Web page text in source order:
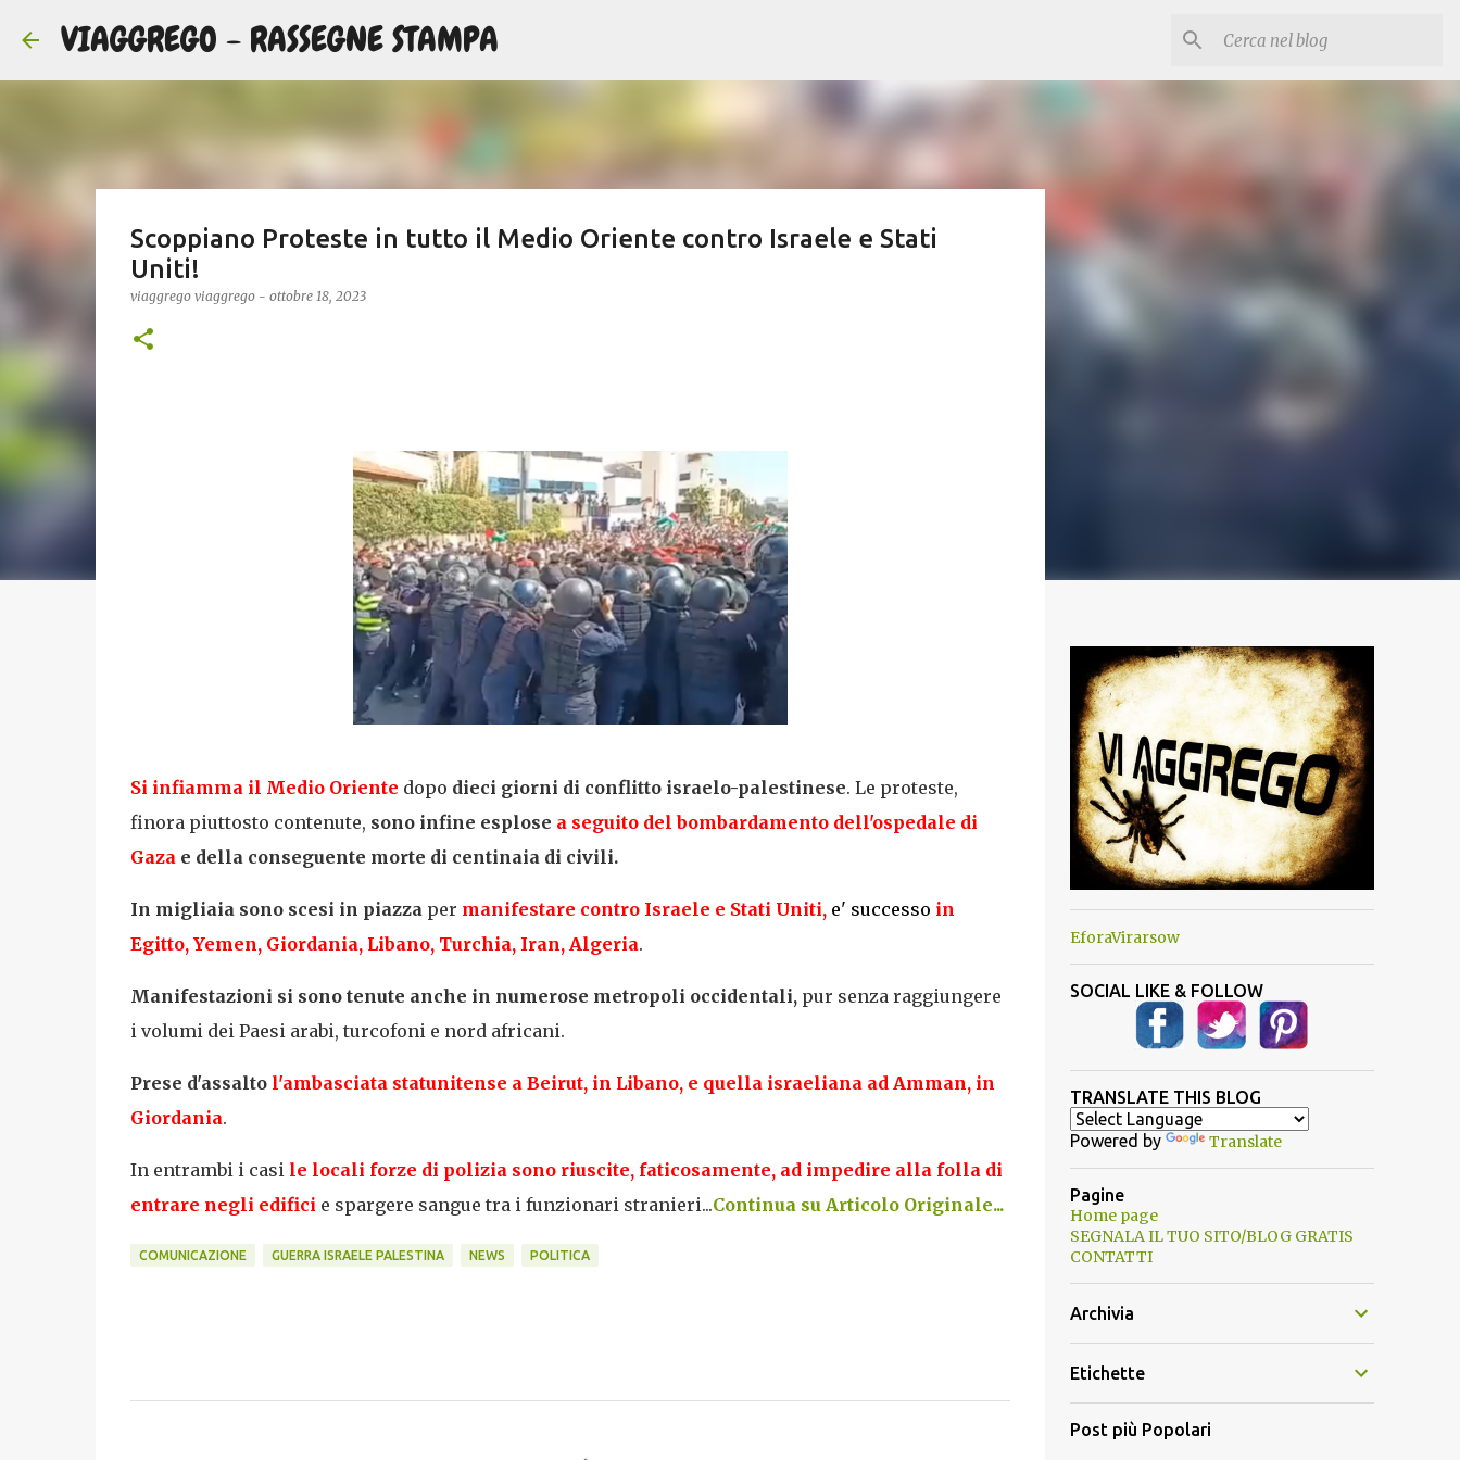
VIAGGREGO - RASSEGNE STAMPA
Scoppiano Proteste in tutto il Medio Oriente contro Israele e Stati
Uniti!
viaggrego viaggrego - ottobre 18, 2023
Si infiamma il Medio Oriente dopo dieci giorni di conflitto israelo-palestinese. Le proteste,
finora piuttosto contenute, sono infine esplose a seguito del bombardamento dell'ospedale di
Gaza e della conseguente morte di centinaia di civili.
In migliaia sono scesi in piazza per manifestare contro Israele e Stati Uniti, e' successo in
Egitto, Yemen, Giordania, Libano, Turchia, Iran, Algeria.
Manifestazioni si sono tenute anche in numerose metropoli occidentali, pur senza raggiungere
i volumi dei Paesi arabi, turcofoni e nord africani.
Prese d'assaltol'ambasciata statunitense a Beirut, in Libano, e quella israeliana ad Amman, in
Giordania.
In entrambi i casi le locali forze di polizia sono riuscite, faticosamente, ad impedire alla folla di
entrare negli edifici e spargere sangue tra i funzionari stranieri...Continua su Articolo Originale...
COMUNICAZIONE GUERRA ISRAELE PALESTINA NEWS POLITICA
EforaVirarsow
SOCIAL LIKE & FOLLOW
TRANSLATE THIS BLOG
Powered by Translate
Pagine
Home page
SEGNALA IL TUO SITO/BLOG GRATIS
CONTATTI
Archivia
Etichette
Post più Popolari